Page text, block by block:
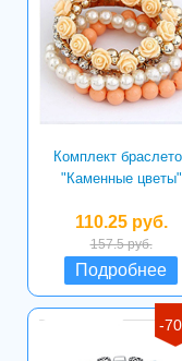
Комплект
"Каменные цветы"
110.25 руб.
157.5 руб.
Подробнее
-